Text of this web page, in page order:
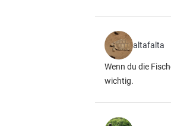
altafalta
Wenn du die
wichtig.